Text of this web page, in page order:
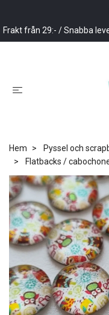
Frakt från 29:- / Snabba
Hem Pyssel och
Flatbacks /